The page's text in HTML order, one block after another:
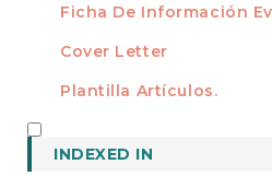
Ficha De Información
Cover Letter
Plantilla Artículos.
INDEXED IN